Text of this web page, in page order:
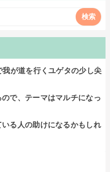
が道を行くユゲタの少し尖
で、テーマはマルチになっ
る人の助けになるかもしれ